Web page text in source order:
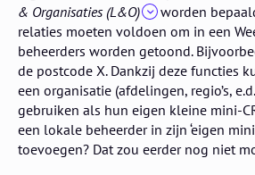
& Organisaties (L&O)
worden
relaties moeten voldoen om in een
beheerders worden getoond.
de postcode X. Dankzij deze functies
een organisatie (afdelingen, regio’s,
gebruiken als hun eigen kleine mini-
een lokale beheerder in zijn ‘eigen
toevoegen? Dat zou eerder nog niet